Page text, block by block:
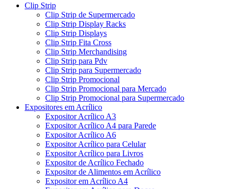
Clip Strip
Clip Strip de Supermercado
Clip Strip Display Racks
Clip Strip Displays
Clip Strip Fita Cross
Clip Strip Merchandising
Clip Strip para Pdv
Clip Strip para Supermercado
Clip Strip Promocional
Clip Strip Promocional para Mercado
Clip Strip Promocional para Supermercado
Expositores em Acrílico
Expositor Acrílico A3
Expositor Acrílico A4 para Parede
Expositor Acrílico A6
Expositor Acrílico para Celular
Expositor Acrílico para Livros
Expositor de Acrílico Fechado
Expositor de Alimentos em Acrílico
Expositor em Acrílico A4